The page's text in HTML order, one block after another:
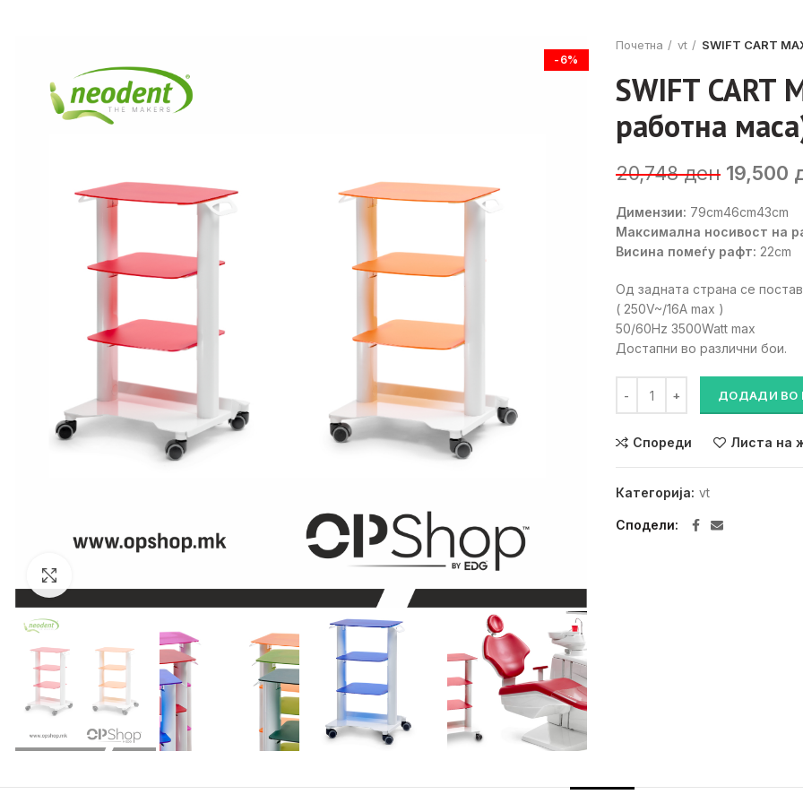
-6%
Почетна vt SWIFT CART
SWIFT CART
работна
20,748ден Original
was:
20,748
19,500
Димензии: 79cm46cm43cm
Максимална носивост на
Висина помеѓу рафт: 22cm
Од задната страна се
( 250V~/16A max )
50/60Hz 3500Watt max
Достапни во различни бои.
ДОДАДИ ВО
Спореди Листа на
Категорија: vt
Сподели